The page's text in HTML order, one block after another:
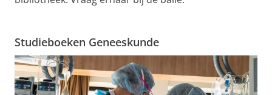
Studieboeken Geneeskunde